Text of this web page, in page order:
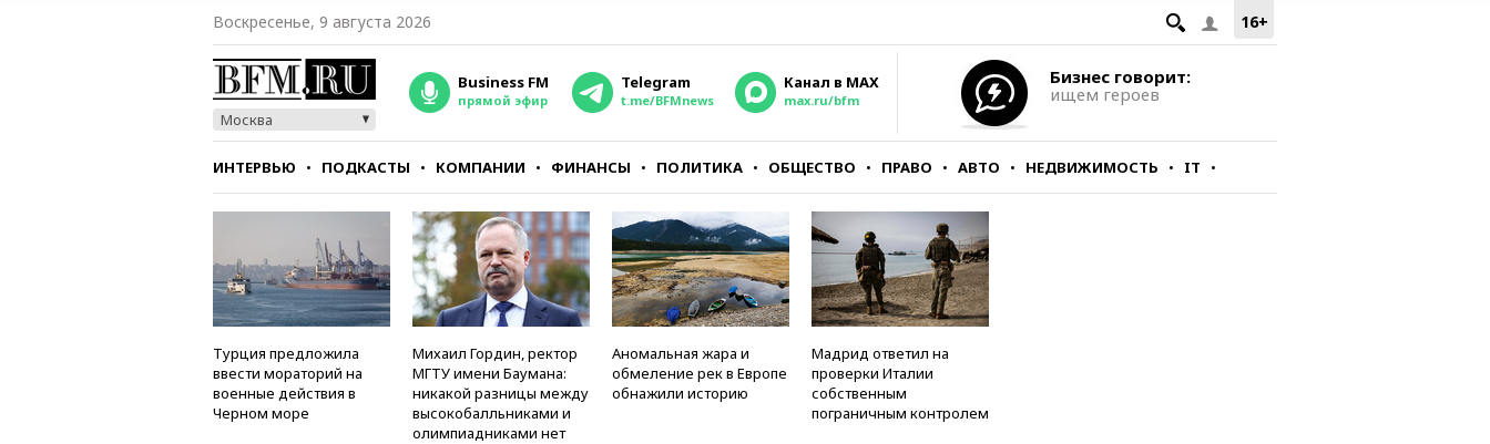
16+
Воскресенье, 9 августа 2026
Москва
Business FM
прямой эфир
Telegram
t.me/BFMnews
Канал в MAX
max.ru/bfm
Бизнес говорит:
ищем героев
ИНТЕРВЬЮ ПОДКАСТЫ КОМПАНИИ ФИНАНСЫ ПОЛИТИКА ОБЩЕСТВО ПРАВО АВТО НЕДВИЖИМОСТЬ IT
СТИЛЬ ТЕСТЫ
Турция предложила
ввести мораторий на
военные действия в
Черном море
Михаил Гордин, ректор
МГТУ имени Баумана:
никакой разницы между
высокобалльниками и
олимпиадниками нет
Аномальная жара и
обмеление рек в Европе
обнажили историю
Мадрид ответил на
проверки Италии
собственным
пограничным контролем